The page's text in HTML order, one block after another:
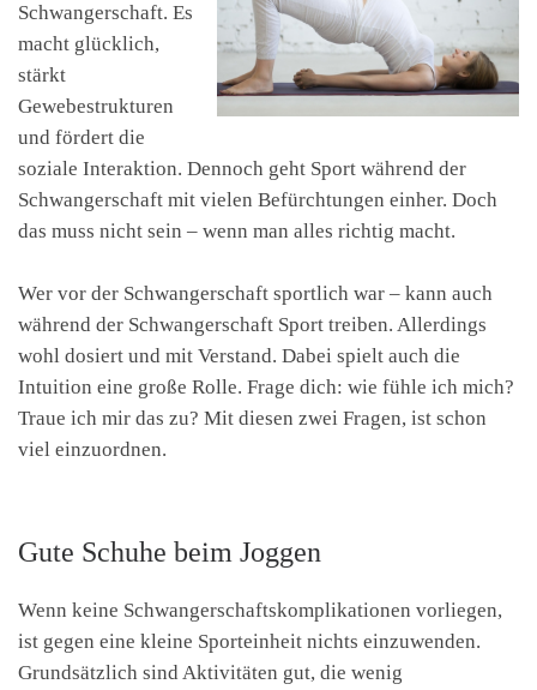
Schwangerschaft. Es
macht glücklich,
stärkt
Gewebestrukturen
und fördert die
soziale Interaktion. Dennoch geht Sport während der
Schwangerschaft mit vielen Befürchtungen einher. Doch
das muss nicht sein – wenn man alles richtig macht.
Wer vor der Schwangerschaft sportlich war – kann auch
während der Schwangerschaft Sport treiben. Allerdings
wohl dosiert und mit Verstand. Dabei spielt auch die
Intuition eine große Rolle. Frage dich: wie fühle ich mich?
Traue ich mir das zu? Mit diesen zwei Fragen, ist schon
viel einzuordnen.
Gute Schuhe beim Joggen
Wenn keine Schwangerschaftskomplikationen vorliegen,
ist gegen eine kleine Sporteinheit nichts einzuwenden.
Grundsätzlich sind Aktivitäten gut, die wenig